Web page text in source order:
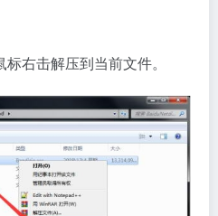
右击解压到当前文件。